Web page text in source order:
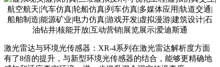
激光雷达与环境光传感器：XR-4系列在激光雷达解析度方面
有了8倍的提升，与新型环境光传感器的结合，能够更精确地